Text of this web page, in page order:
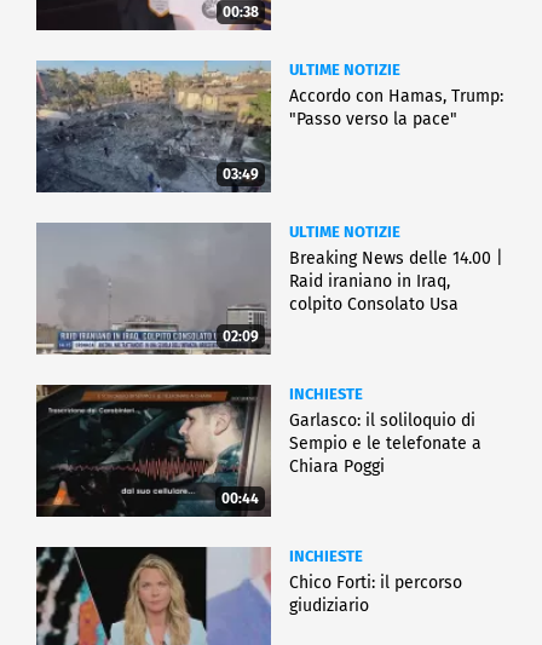
00:38
03:49
ULTIME NOTIZIE
Accordo con Hamas, Trump:
"Passo verso la pace"
02:09
ULTIME NOTIZIE
Breaking News delle 14.00 |
Raid iraniano in Iraq,
colpito Consolato Usa
00:44
INCHIESTE
Garlasco: il soliloquio di
Sempio e le telefonate a
Chiara Poggi
INCHIESTE
Chico Forti: il percorso
giudiziario